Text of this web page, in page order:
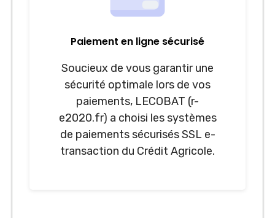
Paiement en ligne sécurisé
Soucieux de vous garantir une
sécurité optimale lors de vos
paiements, LECOBAT (r-
e2020.fr) a choisi les systèmes
de paiements sécurisés SSL e-
transaction du Crédit Agricole.